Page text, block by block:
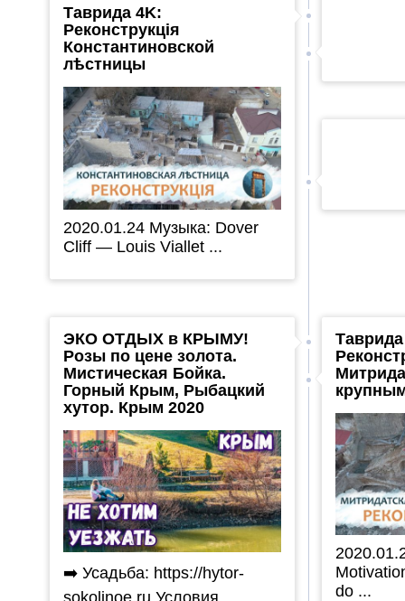
Таврида 4K:
Реконструкція
Константиновской
лѣстницы
2020.01.24 Музыка: Dover
Cliff — Louis Viallet ...
ЭКО ОТДЫХ в КРЫМУ!
Розы по цене золота.
Мистическая Бойка.
Горный Крым, Рыбацкий
хутор. Крым 2020
➡️ Усадьба: https://hytor-
do ...